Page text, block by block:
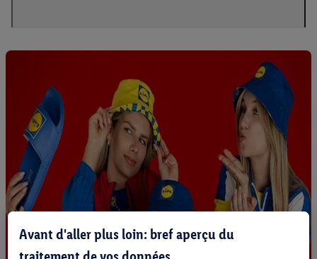
Avant d'aller plus loin: bref aperçu du